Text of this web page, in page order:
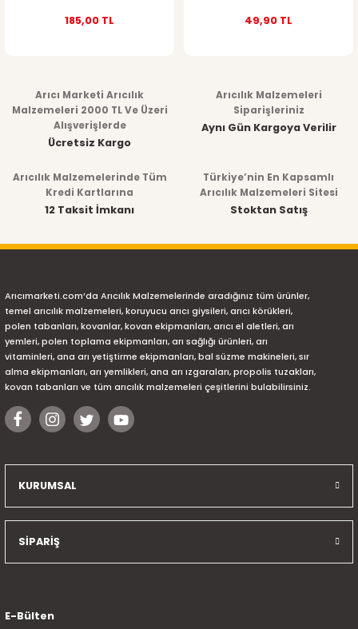
185,00 TL 49,90 TL
Arıcı Marketi Arıcılık
Malzemeleri 2000 TL Ve Üzeri
Alışverişlerde
Ücretsiz Kargo
Arıcılık Malzemeleri
Siparişleriniz
Aynı Gün Kargoya Verilir
Arıcılık Malzemelerinde Tüm
Kredi Kartlarına
12 Taksit İmkanı
Türkiye’nin En Kapsamlı
Arıcılık Malzemeleri Sitesi
Stoktan Satış
Arıcımarketi.com’da Arıcılık Malzemelerinde aradığınız tüm ürünler,
temel arıcılık malzemeleri, koruyucu arıcı giysileri, arıcı körükleri,
polen tabanları, kovanlar, kovan ekipmanları, arıcı el aletleri, arı
yemleri, polen toplama ekipmanları, arı sağlığı ürünleri, arı
vitaminleri, ana arı yetiştirme ekipmanları, bal süzme makineleri, sır
alma ekipmanları, arı yemlikleri, ana arı ızgaraları, propolis tuzakları,
kovan tabanları ve tüm arıcılık malzemeleri çeşitlerini bulabilirsiniz.
KURUMSAL
SİPARİŞ
E-Bülten